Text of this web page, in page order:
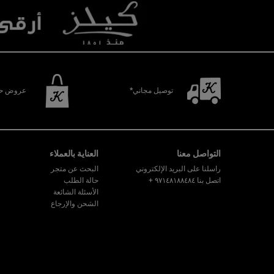
توصيل مجاني* عروض
التواصل معنا
راسلنا على البريد الإلكتروني
اتصل بنا ٩٧١٤٨١٨٨٤٨٤
+
العناية بالعملاء
البحث عن متجر
حالة الطلب
الأسئلة الشائعة
الشحن والإرجاع